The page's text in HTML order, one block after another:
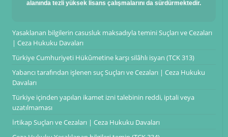
alanında tezli yüksek lisans çalışmalarını da sürdürmektedir.
Yasaklanan bilgilerin casusluk maksadıyla temini Suçları ve Cezaları
| Ceza Hukuku Davaları
Türkiye Cumhuriyeti Hükûmetine karşı silâhlı isyan (TCK 313)
Yabancı tarafından işlenen suç Suçları ve Cezaları | Ceza Hukuku
Davaları
Türkiye içinden yapılan ikamet izni talebinin reddi, iptali veya
uzatılmaması
İrtikap Suçları ve Cezaları | Ceza Hukuku Davaları